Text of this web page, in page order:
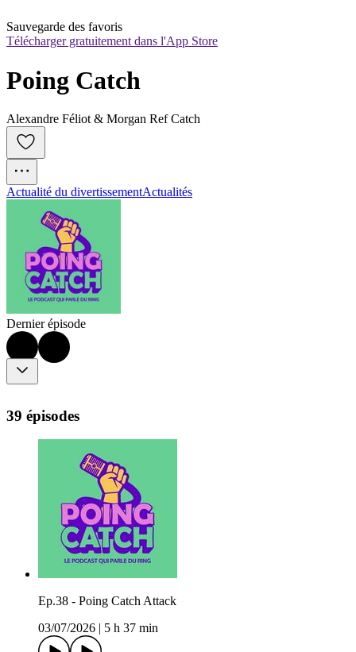
Sauvegarde des favoris
Télécharger gratuitement dans l'App Store
Poing Catch
Alexandre Féliot & Morgan Ref Catch
Actualité du divertissementActualités
Dernier épisode
39 épisodes
Ep.38 - Poing Catch Attack
03/07/2026
5 h 37 min